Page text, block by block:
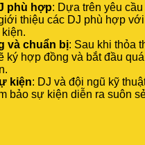
phù hợp: Dựa trên yêu
thiệu các DJ phù hợp
và chuẩn bị: Sau khi thỏa
ký hợp đồng và bắt đầu
kiện: DJ và đội ngũ kỹ
bảo sự kiện diễn ra suôn